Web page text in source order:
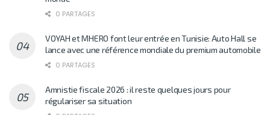
0 PARTAGES
VOYAH et MHERO font leur entrée en Tunisie: Auto Hall se
lance avec une référence mondiale du premium automobile
0 PARTAGES
Amnistie fiscale 2026 : il reste quelques jours pour
régulariser sa situation